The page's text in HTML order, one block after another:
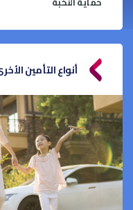
أنواع التأمين